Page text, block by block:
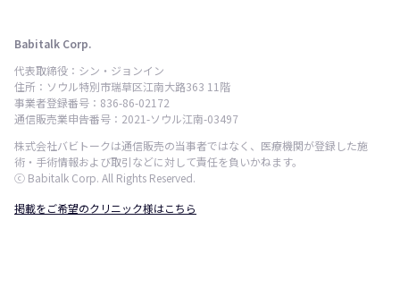
Babitalk Corp.
代表取締役：シン・ジョンイン
住所：ソウル特別市瑞草区江南大路363 11階
事業者登録番号：836-86-02172
通信販売業申告番号：2021-ソウル江南-03497
株式会社バビトークは通信販売の当事者ではなく、医療機関が登録した施
術・手術情報および取引などに対して責任を負いかねます。
ⓒ Babitalk Corp. All Rights Reserved.
掲載をご希望のクリニック様はこちら